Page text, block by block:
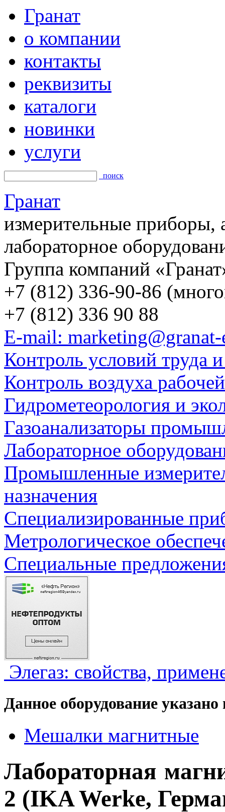
Гранат
о компании
контакты
реквизиты
каталоги
новинки
услуги
поиск
Гранат
измерительные приборы,
лабораторное
Группа компаний
+7 (812) 336-90-86
+7 (812) 336 90 88
E-mail:
Контроль условий труда
Контроль воздуха
Гидрометеорология и
Газоанализаторы
Лабораторное
Промышленные
назначения
Специализированные
Метрологическое
Специальные
Элегаз: свойства,
Данное оборудование
Мешалки магнитные
Лабораторная
2 (IKA Werke,